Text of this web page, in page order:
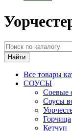
Найти
Все товары
СОУСЫ
Соевые
Соусы
Горчица
Кетчуп